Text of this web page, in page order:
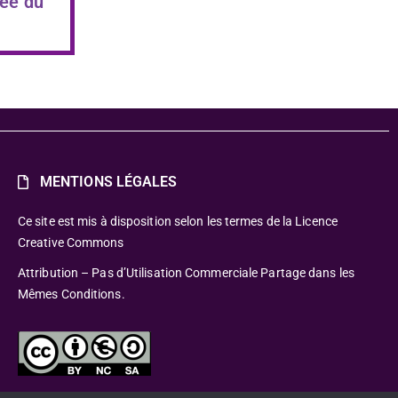
MENTIONS LÉGALES
Ce site est mis à disposition selon les termes de la Licence
Creative Commons
Attribution – Pas d’Utilisation Commerciale Partage dans les
Mêmes Conditions.